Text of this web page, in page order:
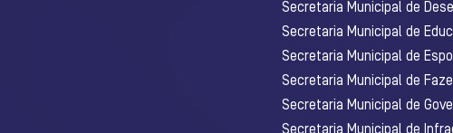
Secretaria Municipal de
Secretaria Municipal de
Secretaria Municipal de
Secretaria Municipal de
Secretaria Municipal de